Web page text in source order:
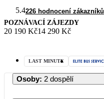
5.4226 hodnocení zákazníků
POZNÁVACÍ ZÁJEZDY
20 190 Kč14 290 Kč
LAST MINUTE
Osoby: 2 dospělí